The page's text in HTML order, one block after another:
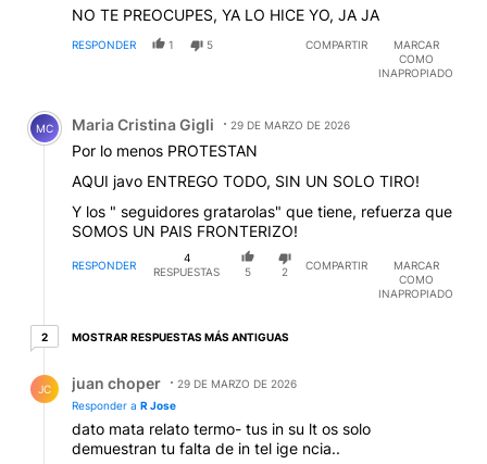
NO TE PREOCUPES, YA LO HICE YO, JA JA
RESPONDER 1 5 COMPARTIR
MARCAR
COMO
INAPROPIADO
Comentario de Maria Cristina Gigli.
MC Maria Cristina Gigli 29 DE MARZO DE 2026
Por lo menos PROTESTAN
AQUI javo ENTREGO TODO, SIN UN SOLO TIRO!
Y los " seguidores gratarolas" que tiene, refuerza que
SOMOS UN PAIS FRONTERIZO!
RESPONDER
4
RESPUESTAS
5 2
COMPARTIR
MARCAR
COMO
INAPROPIADO
22 respuestas más antiguas
MOSTRAR RESPUESTAS MÁS ANTIGUAS
JC juan choper
29 DE MARZO DE 2026
Responder a R Jose
dato mata relato termo- tus in su lt os solo
demuestran tu falta de in tel ige ncia..